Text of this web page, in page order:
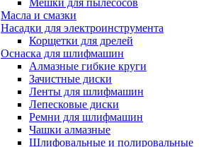
Мешки для пылесосов
Масла и смазки
Насадки для электроинструмента
Корщетки для дрелей
Оснаска для шлифмашин
Алмазные гибкие круги
Зачистные диски
Ленты для шлифмашин
Лепесковые диски
Ремни для шлифмашин
Чашки алмазные
Шлифовальные и полировальные